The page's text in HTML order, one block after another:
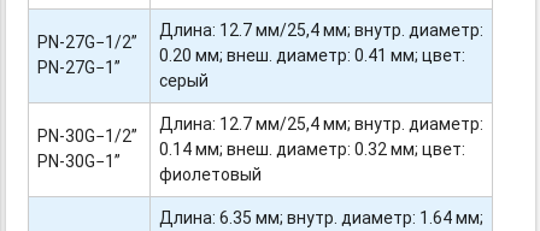
PN-27G−1/2”
PN-27G−1”
Длина: 12.7 мм/25,4 мм; внутр. диаметр:
0.20 мм; внеш. диаметр: 0.41 мм; цвет:
серый
PN-30G−1/2”
PN-30G−1”
Длина: 12.7 мм/25,4 мм; внутр. диаметр:
0.14 мм; внеш. диаметр: 0.32 мм; цвет:
фиолетовый
Длина: 6.35 мм; внутр. диаметр: 1.64 мм;